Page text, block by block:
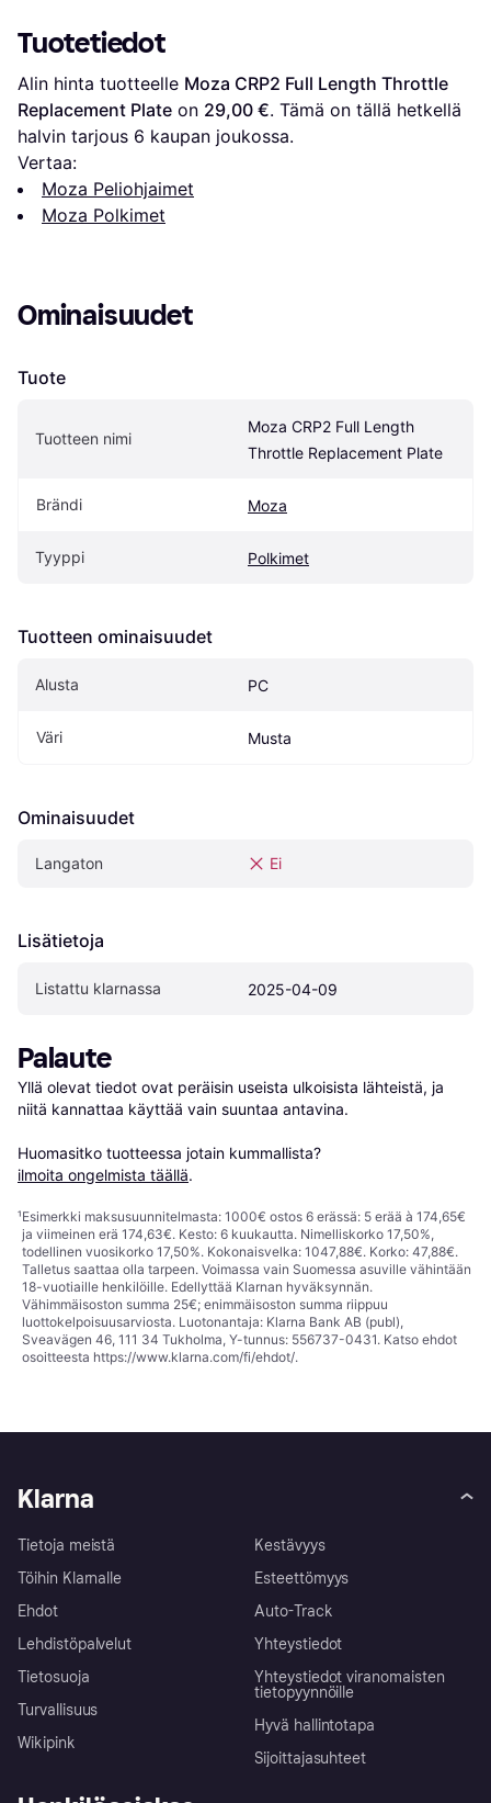
Tuotetiedot
Alin hinta tuotteelle Moza CRP2 Full Length Throttle
Replacement Plate on 29,00 €. Tämä on tällä hetkellä
halvin tarjous 6 kaupan joukossa.
Vertaa:
Moza Peliohjaimet
Moza Polkimet
Ominaisuudet
Tuote
Tuotteen nimi
Moza CRP2 Full Length
Throttle Replacement Plate
Brändi Moza
Tyyppi Polkimet
Tuotteen ominaisuudet
Alusta PC
Väri Musta
Ominaisuudet
Langaton Ei
Lisätietoja
Listattu klarnassa 2025-04-09
Palaute
Yllä olevat tiedot ovat peräisin useista ulkoisista lähteistä, ja
niitä kannattaa käyttää vain suuntaa antavina.
Huomasitko tuotteessa jotain kummallista?
ilmoita ongelmista täällä.
¹Esimerkki maksusuunnitelmasta: 1000€ ostos 6 erässä: 5 erää à 174,65€
ja viimeinen erä 174,63€. Kesto: 6 kuukautta. Nimelliskorko 17,50%,
todellinen vuosikorko 17,50%. Kokonaisvelka: 1047,88€. Korko: 47,88€.
Talletus saattaa olla tarpeen. Voimassa vain Suomessa asuville vähintään
18-vuotiaille henkilöille. Edellyttää Klarnan hyväksynnän.
Vähimmäisoston summa 25€; enimmäisoston summa riippuu
luottokelpoisuusarviosta. Luotonantaja: Klarna Bank AB (publ),
Sveavägen 46, 111 34 Tukholma, Y-tunnus: 556737-0431. Katso ehdot
osoitteesta https://www.klarna.com/fi/ehdot/.
Klarna
Tietoja meistä
Töihin Klarnalle
Ehdot
Lehdistöpalvelut
Tietosuoja
Turvallisuus
Wikipink
Kestävyys
Esteettömyys
Auto-Track
Yhteystiedot
Yhteystiedot viranomaisten
tietopyynnöille
Hyvä hallintotapa
Sijoittajasuhteet